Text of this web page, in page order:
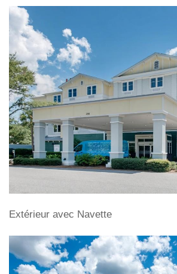
Extérieur avec Navette